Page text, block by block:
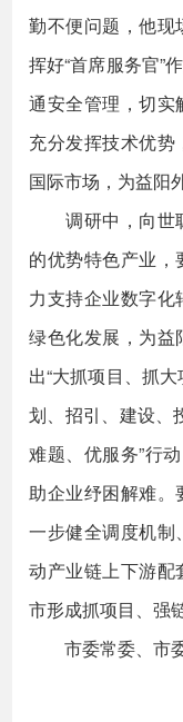
勤不便问题，他现
挥好“首席服务官”
通安全管理，切实
充分发挥技术优
国际市场，为益阳
调研中，向世
的优势特色产业
力支持企业数字化
绿色化发展，为益
出“大抓项目、抓
划、招引、建设、
难题、优服务”行
助企业纾困解难。
一步健全调度机制
动产业链上下游配
市形成抓项目、强
市委常委、市委